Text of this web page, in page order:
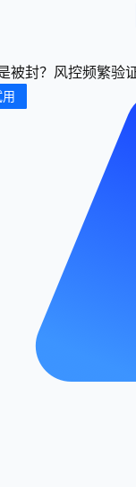
被封？风控频繁验